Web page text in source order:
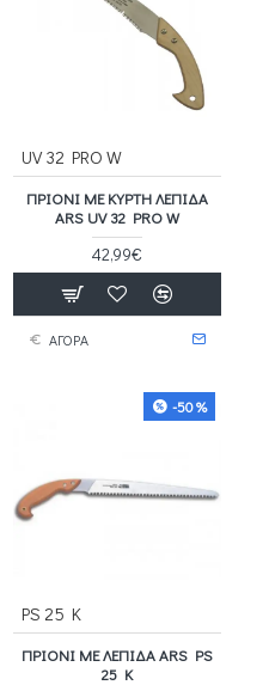
UV 32 PRO W
ΠΡΙΌΝΙ ΜΕ ΚΥΡΤΉ ΛΕΠΊΔΑ
ARS UV 32 PRO W
42,99€
ΑΓΟΡΑ
-50 %
PS 25 K
ΠΡΙΌΝΙ ΜΕ ΛΕΠΊΔΑ ARS PS
25 K